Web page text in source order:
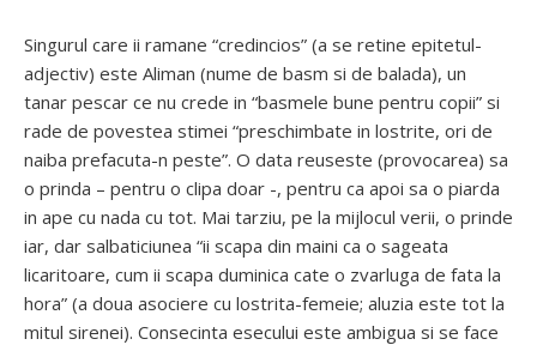
Singurul care ii ramane “credincios” (a se retine epitetul-
adjectiv) este Aliman (nume de basm si de balada), un
tanar pescar ce nu crede in “basmele bune pentru copii” si
rade de povestea stimei “preschimbate in lostrite, ori de
naiba prefacuta-n peste”. O data reuseste (provocarea) sa
o prinda – pentru o clipa doar -, pentru ca apoi sa o piarda
in ape cu nada cu tot. Mai tarziu, pe la mijlocul verii, o prinde
iar, dar salbaticiunea “ii scapa din maini ca o sageata
licaritoare, cum ii scapa duminica cate o zvarluga de fata la
hora” (a doua asociere cu lostrita-femeie; aluzia este tot la
mitul sirenei). Consecinta esecului este ambigua si se face